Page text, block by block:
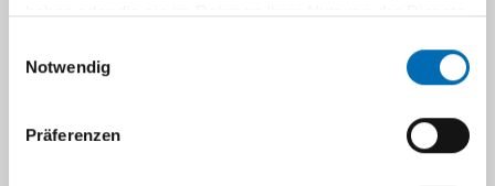
haben oder die sie im Rahmen Ihrer Nutzung der Dienste
Notwendig
Präferenzen
Navigation
Monatliche ONLINE-Fortbildung